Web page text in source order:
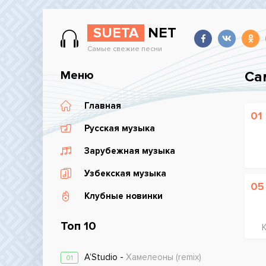
SUETA NET
Самые свежие песни
Меню
Главная
Русская музыка
Зарубежная музыка
Узбекская музыка
Клубные новинки
Топ 10
01 A’Studio - Хамелеоны (remix)
01
05